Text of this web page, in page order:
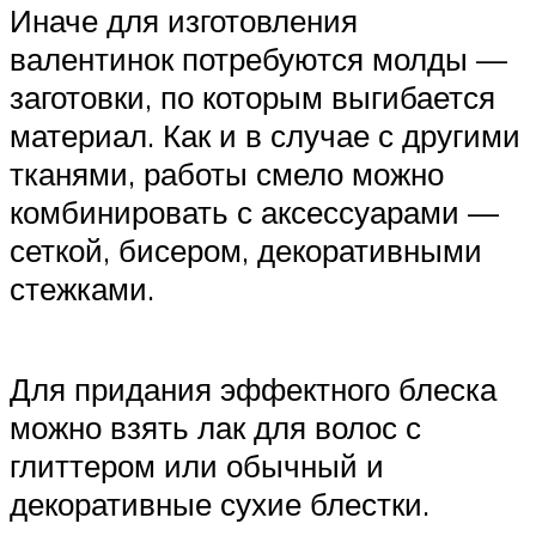
Иначе для изготовления
валентинок потребуются молды —
заготовки, по которым выгибается
материал. Как и в случае с другими
тканями, работы смело можно
комбинировать с аксессуарами —
сеткой, бисером, декоративными
стежками.
Для придания эффектного блеска
можно взять лак для волос с
глиттером или обычный и
декоративные сухие блестки.